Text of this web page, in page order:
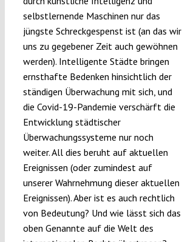
selbstlernende Maschinen nur das
jüngste Schreckgespenst ist (an das wir
uns zu gegebener Zeit auch gewöhnen
werden). Intelligente Städte bringen
ernsthafte Bedenken hinsichtlich der
ständigen Überwachung mit sich, und
die Covid-19-Pandemie verschärft die
Entwicklung städtischer
Überwachungssysteme nur noch
weiter. All dies beruht auf aktuellen
Ereignissen (oder zumindest auf
unserer Wahrnehmung dieser aktuellen
Ereignissen). Aber ist es auch rechtlich
von Bedeutung? Und wie lässt sich das
oben Genannte auf die Welt des